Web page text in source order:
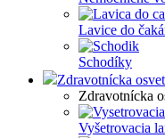
Lavice do
Schodíky
Zdravotnícka
Zdravotnícka
Vyšetrovacia